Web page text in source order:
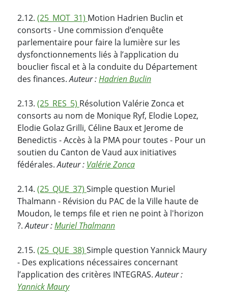
2.12. (25_MOT_31) Motion Hadrien Buclin et
consorts - Une commission d’enquête
parlementaire pour faire la lumière sur les
dysfonctionnements liés à l’application du
bouclier fiscal et à la conduite du Département
des finances.Auteur :Hadrien Buclin
2.13. (25_RES_5) Résolution Valérie Zonca et
consorts au nom de Monique Ryf, Elodie Lopez,
Elodie Golaz Grilli, Céline Baux et Jerome de
Benedictis - Accès à la PMA pour toutes - Pour un
soutien du Canton de Vaud aux initiatives
fédérales.Auteur : Valérie Zonca
2.14. (25_QUE_37) Simple question Muriel
Thalmann - Révision du PAC de la Ville haute de
Moudon, le temps file et rien ne point à l'horizon
?.Auteur :Muriel Thalmann
2.15. (25_QUE_38) Simple question Yannick Maury
- Des explications nécessaires concernant
l’application des critères INTEGRAS.Auteur :
Yannick Maury